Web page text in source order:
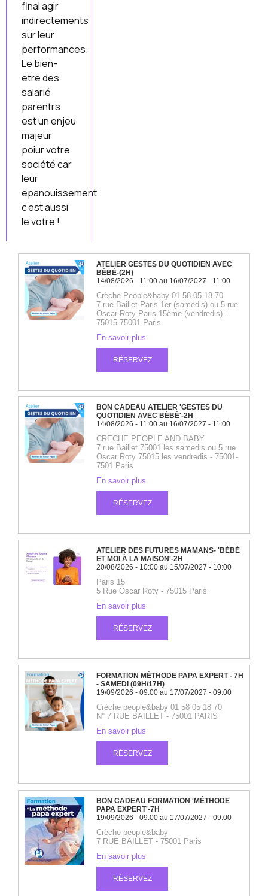
final agir
indirectements
sur leur
performances.
Le bien-
etre des
salarié
parentrs
est un enjeu
majeur
poiur votre
société car
leur
épanouissement
c’est aussi
le votre !